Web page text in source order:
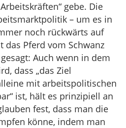
gebe. Die
– um es in
noch rückwärts auf
das Pferd vom Schwanz
Auch wenn in dem
dass „das Ziel
mit arbeitspolitischen
ist, hält es prinzipiell an
fest, dass man die
könne, indem man